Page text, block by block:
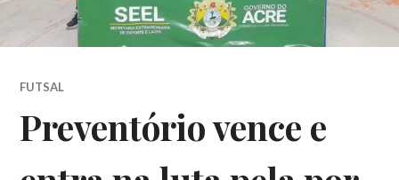
FUTSAL
Preventório vence e